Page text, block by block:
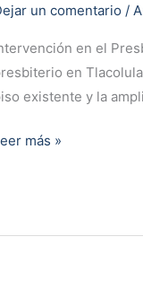
un comentario /
en el
en
existente y la
más »